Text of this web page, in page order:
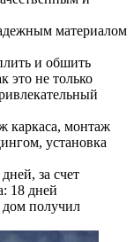
материалом
и обшить
это не только
каркаса, монтаж
установка
дней, за счет
18 дней
дом получил